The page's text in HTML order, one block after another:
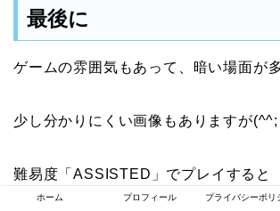
最後に
ゲームの雰囲気もあって、暗い場面が多
少し分かりにくい画像もありますが(^^;
難易度「ASSISTED」でプレイすると
ホーム プロフィール プライバシーポリ